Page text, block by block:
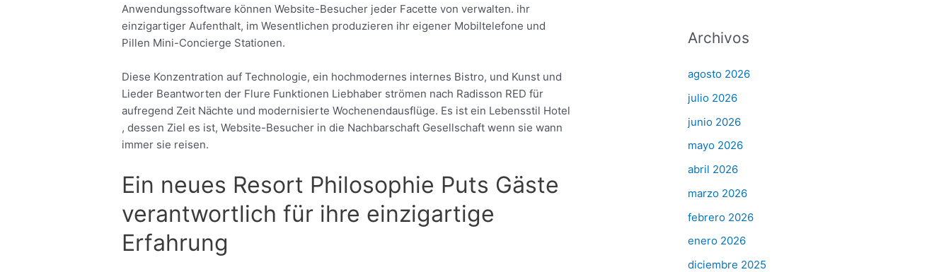
Anwendungssoftware können Website-Besucher jeder Facette von verwalten. ihr
einzigartiger Aufenthalt, im Wesentlichen produzieren ihr eigener Mobiltelefone und
Pillen Mini-Concierge Stationen.
Diese Konzentration auf Technologie, ein hochmodernes internes Bistro, und Kunst und
Lieder Beantworten der Flure Funktionen Liebhaber strömen nach Radisson RED für
aufregend Zeit Nächte und modernisierte Wochenendausflüge. Es ist ein Lebensstil Hotel
, dessen Ziel es ist, Website-Besucher in die Nachbarschaft Gesellschaft wenn sie wann
immer sie reisen.
Ein neues Resort Philosophie Puts Gäste
verantwortlich für ihre einzigartige
Erfahrung
Archivos
agosto 2026
julio 2026
junio 2026
mayo 2026
abril 2026
marzo 2026
febrero 2026
enero 2026
diciembre 2025